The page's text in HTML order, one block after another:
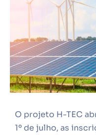
O projeto H-TEC
1º de julho, as